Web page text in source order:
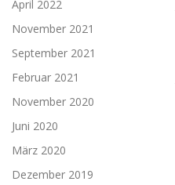
April 2022
November 2021
September 2021
Februar 2021
November 2020
Juni 2020
März 2020
Dezember 2019